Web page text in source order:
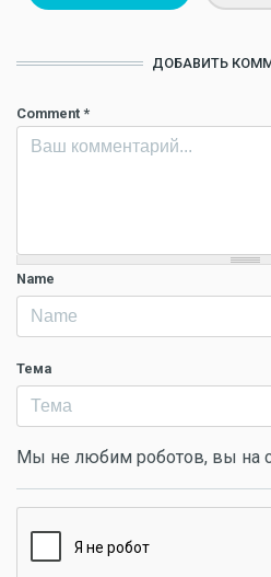
ДОБАВИТЬ
Comment *
Name
Тема
Мы не любим роботов, вы на